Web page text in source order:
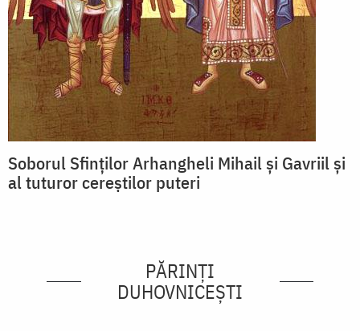
Soborul Sfinților Arhangheli Mihail și Gavriil și
al tuturor cereștilor puteri
PĂRINȚI
DUHOVNICEȘTI